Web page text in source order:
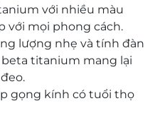
với nhiều màu
với mọi phong cách.
lượng nhẹ và tính đàn
titanium mang lại
gọng kính có tuổi thọ